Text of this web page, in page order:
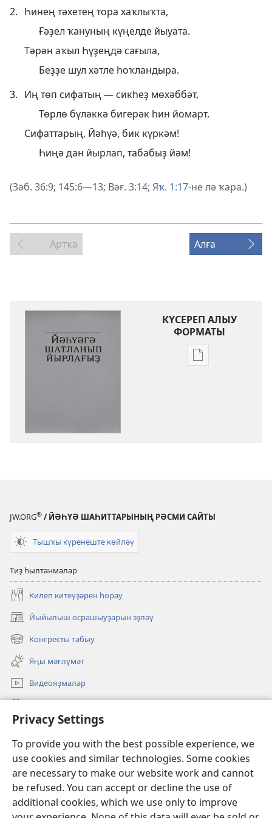
Privacy Settings
To provide you with the best possible experience, we
use cookies and similar technologies. Some cookies
are necessary to make our website work and cannot
be refused. You can accept or decline the use of
additional cookies, which we use only to improve
2. Һинең тәхетең тора хаҡлыҡта,
Ғәҙел ҡануның күңелде йыуата.
Тәрән аҡыл Һүҙеңдә сағыла,
Беҙҙе шул хәтле һоҡландыра.
3. Иң төп сифатың — сикһеҙ мөхәббәт,
Төрлө бүләккә бигерәк һин йомарт.
Сифаттарың, Йәһүә, бик күркәм!
Һиңә дан йырлап, табабыҙ йәм!
(Зәб. 36:9; 145:6—13; Вәғ. 3:14; Яҡ. 1:17-не лә ҡара.)
Артҡа Алға
КҮСЕРЕП АЛЫУ
ФОРМАТЫ
Баҫмаларҙы
JW.ORG® / ЙӘҺҮӘ ШАҺИТТАРЫНЫҢ РӘСМИ САЙТЫ
Тышҡы күренеште көйләү
Тиҙ һылтанмалар
Килеп китеүҙәрен һорау
Йыйылыш осрашыуҙарын эҙләү
(opens
new
window)
Конгресты табыу
(opens
new
window)
Яңы мәғлүмәт
Видеояҙмалар
(opens
window)Күҙәтеү манараһының ОНЛАЙН КИТАПХАНАҺЫ
(opens
new
window)JW Hub ®
(opens
new